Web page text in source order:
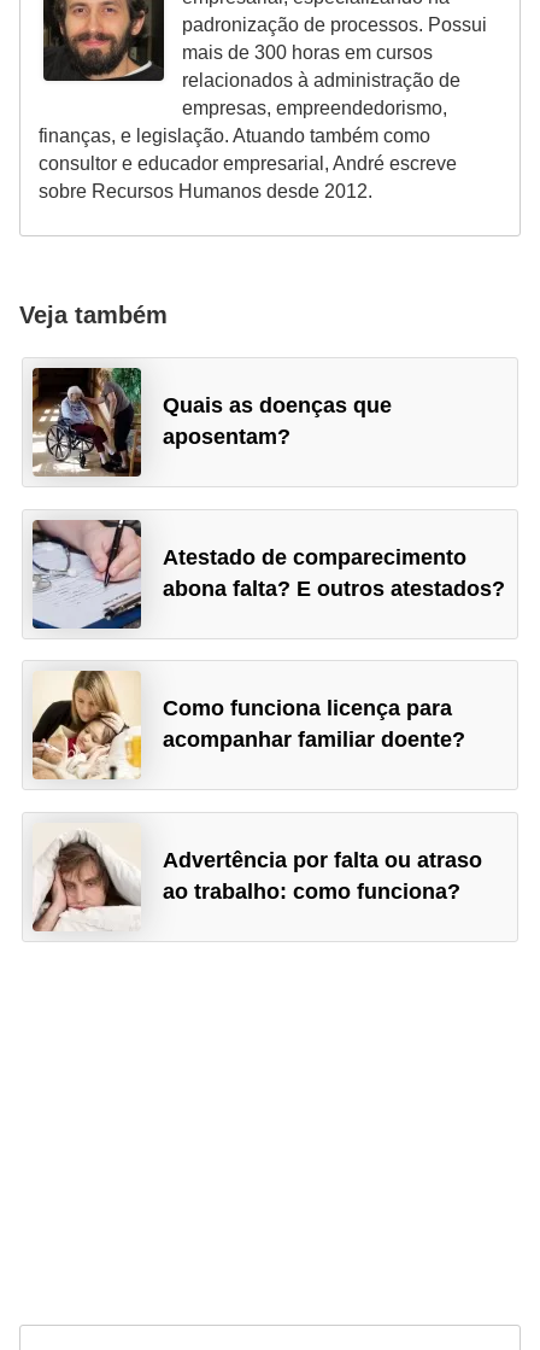
padronização de processos. Possui
mais de 300 horas em cursos
relacionados à administração de
empresas, empreendedorismo,
finanças, e legislação. Atuando também como
consultor e educador empresarial, André escreve
sobre Recursos Humanos desde 2012.
Veja também
Quais as doenças que
aposentam?
Atestado de comparecimento
abona falta? E outros atestados?
Como funciona licença para
acompanhar familiar doente?
Advertência por falta ou atraso
ao trabalho: como funciona?
d
o
n
l
e
d
e
p
o
n
t
o